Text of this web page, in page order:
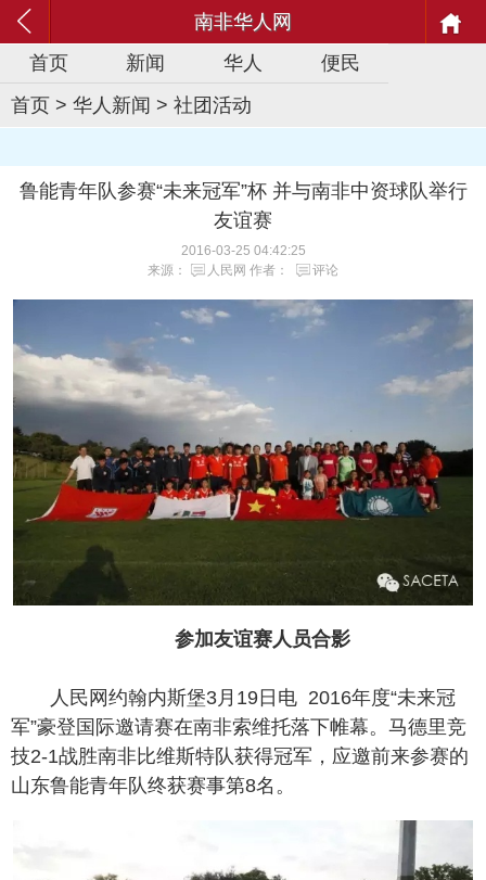
南非华人网
首页
新闻 华人
便民
首页 > 华人新闻 > 社团活动
鲁能青年队参赛“未来冠军”杯 并与南非中资球队举行
友谊赛
2016-03-25 04:42:25
来源：
人民网 作者： 评论
参加友谊赛人员合影
人民网约翰内斯堡3月19日电 2016年度“未来冠
军”豪登国际邀请赛在南非索维托落下帷幕。马德里竞
技2-1战胜南非比维斯特队获得冠军，应邀前来参赛的
山东鲁能青年队终获赛事第8名。